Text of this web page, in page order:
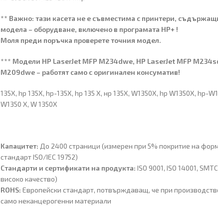
** Важно: тази касета не е съвместима с принтери,
модела – оборудване, включено в програмата HP+ !
Моля преди поръчка проверете точния модел.
*** Модели HP LaserJet MFP M234dwe, HP LaserJet MFP
M209dwe – работят само с оригинален консуматив!
135X, hp 135X, hp-135X, hp 135 X, нр 135Х, W1350X, hp W1350X, hp-
W1350 X, W 1350X
Капацитет: До 2400 страници (измерен при 5% покритие на
стандарт ISO/IEC 19752)
Стандарти и сертификати на продукта: ISO 9001, ISO 14001,
високо качество)
ROHS: Европейски стандарт, потвърждаващ, че при
само неканцерогенни материали